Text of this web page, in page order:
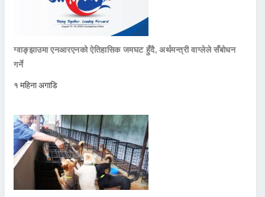
ग्वाङ्झाउमा एनआरएनको ऐतिहासिक जमघट हुँदै, अर्थमन्त्री वाग्लेले सँबोधन
गर्ने
१ महिना अगाडि